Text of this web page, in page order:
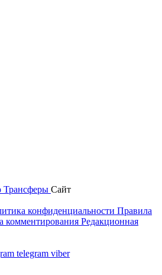
Трансферы Сайт
конфиденциальности Правила
комментирования Редакционная
telegram viber